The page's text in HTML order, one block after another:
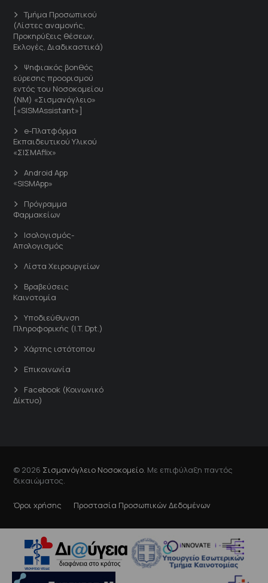
Τμήμα Προσωπικού
(Λίστες αναμονής,
Προκηρύξεις θέσεων,
Εκλογές, Διαδικαστικά)
Ψηφιακός βοηθός
εύρεσης προορισμού
εντός του Νοσοκομείου
(ΝΜ) «Σισμανόγλειο»
[«SISMAssistant»]
e-Πλατφόρμα
Εκπαιδευτικού Υλικού
«ΣΙΣΜΑflix»
Android App
«SISMApp»
Πρόγραμμα
Φαρμακείων
Ισολογισμός-
Απολογισμός
Λίστα Χειρουργείων
Βραβεύσεις
Καινοτομία
Υποδιεύθυνση
Πληροφορικής (I.T. Dpt.)
Χάρτης ιστότοπου
Επικοινωνία
Facebook (Κοινωνικό
Δίκτυο)
© 2026 Σισμανόγλειο Νοσοκομείο . Με επιφύλαξη παντός
δικαιώματος.
Όροι χρήσης Προστασία Προσωπικών Δεδομένων